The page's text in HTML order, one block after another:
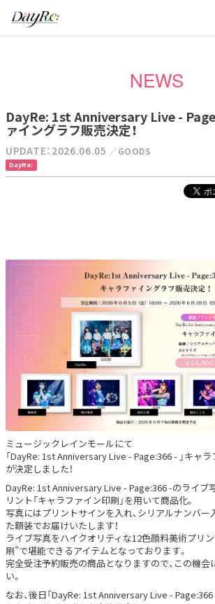
NEWS
DayRe: 1st Anniversary Live -
ァイングラフ販売決定！
UPDATE：2026.06.05 ／GOODS
DayRe:
ミュージックレインモールにて
「DayRe: 1st Anniversary Live - Page:366 - 」キャ
が決定しました！
DayRe: 1st Anniversary Live - Page:366 -のライブ
リント「キャラファイン印刷」を用いて商品化。
写真にはプリントサインを入れ、シリアルナンバ
た額装でお届けいたします！
ライブ写真をハイクオリティな12色顔料美術プリ
刷”で堪能できるアイテムとなっております。
完全受注予約販売の商品となりますので、この機会
い。
なお、後日「DayRe: 1st Anniversary Live -